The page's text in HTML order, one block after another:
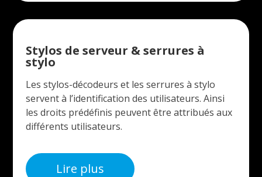
Stylos de serveur & serrures à
stylo
Les stylos-décodeurs et les serrures à stylo
servent à l’identification des utilisateurs. Ainsi
les droits prédéfinis peuvent être attribués aux
différents utilisateurs.
Lire plus